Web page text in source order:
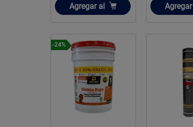
Añadir
Agregar al
Añadir
Agregar
-24%